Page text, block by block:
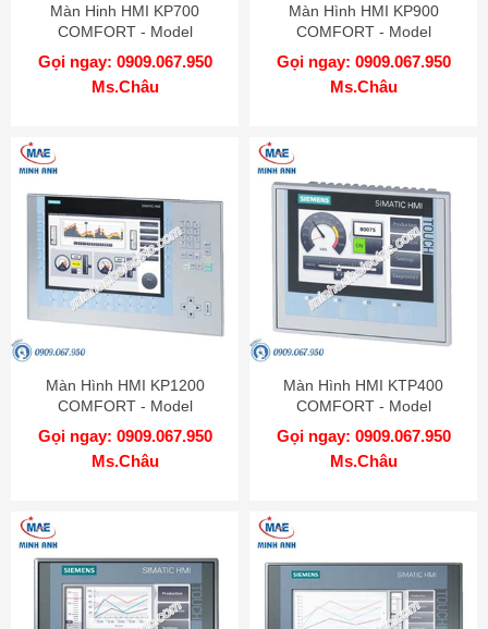
Màn Hinh HMI KP700
COMFORT - Model
6AV2124-1GC01-0AX0
Gọi ngay: 0909.067.950
Ms.Châu
Màn Hình HMI KP900
COMFORT - Model
6AV2124-1JC01-0AX0
Gọi ngay: 0909.067.950
Ms.Châu
Màn Hình HMI KP1200
COMFORT - Model
6AV2124-1MC01-0AX0
Gọi ngay: 0909.067.950
Ms.Châu
Màn Hình HMI KTP400
COMFORT - Model
6AV2124-2DC01-0AX0
Gọi ngay: 0909.067.950
Ms.Châu